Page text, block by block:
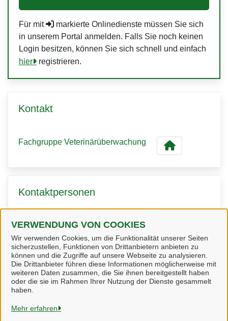
VERWENDUNG VON COOKIES
Wir verwenden Cookies, um die Funktionalität unserer Seiten
sicherzustellen, Funktionen von Drittanbietern anbieten zu
können und die Zugriffe auf unsere Webseite zu analysieren.
Die Drittanbieter führen diese Informationen möglicherweise mit
weiteren Daten zusammen, die Sie ihnen bereitgestellt haben
oder die sie im Rahmen Ihrer Nutzung der Dienste gesammelt
haben.
Mehr erfahren
Für mit
markierte Onlinedienste müssen Sie sich
in unserem Portal anmelden. Falls Sie noch keinen
Login besitzen, können Sie sich schnell und einfach
hier
registrieren.
Kontakt
Fachgruppe Veterinärüberwachung
Kontaktpersonen
Herr Riede
Heidekreis
Alle Rechte vorbehalten